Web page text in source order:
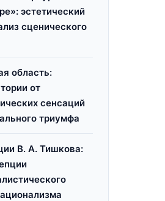
эстетический
сценического
область:
от
сенсаций
триумфа
В. А. Тишкова: